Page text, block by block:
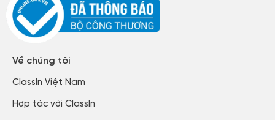
Về chúng tôi
ClassIn Việt Nam​
Hợp tác với ClassIn